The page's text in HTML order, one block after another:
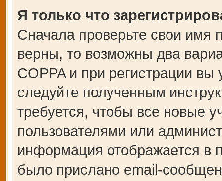
Я только что
Сначала проверьте свои имя
верны, то возможны два
COPPA и при регистрации вы
следуйте полученным
требуется, чтобы все новые
пользователями или
информация отображается в
было прислано email-